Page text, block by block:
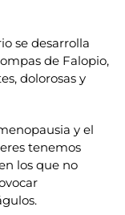
se desarrolla
de Falopio,
dolorosas y
y el
tenemos
los que no